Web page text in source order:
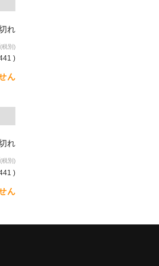
れ
(税別)
)
ん
れ
(税別)
)
ん